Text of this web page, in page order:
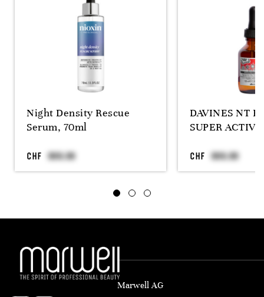
Night Density Rescue
Serum, 70ml
CHF
DAVINES NT
SUPER
CHF
Marwell AG